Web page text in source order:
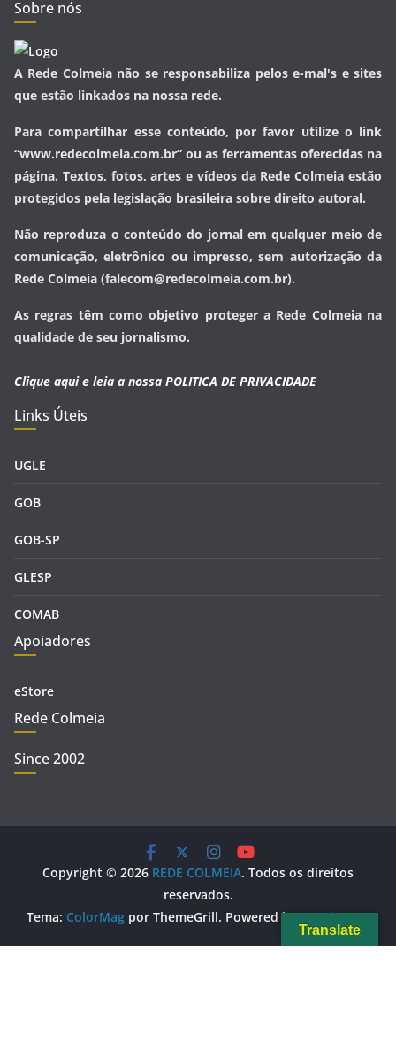
Sobre nós
A Rede Colmeia não se responsabiliza pelos e-mal's e sites
que estão linkados na nossa rede.
Para compartilhar esse conteúdo, por favor utilize o link
“www.redecolmeia.com.br” ou as ferramentas oferecidas na
página. Textos, fotos, artes e vídeos da Rede Colmeia estão
protegidos pela legislação brasileira sobre direito autoral.
Não reproduza o conteúdo do jornal em qualquer meio de
comunicação, eletrônico ou impresso, sem autorização da
Rede Colmeia (falecom@redecolmeia.com.br).
As regras têm como objetivo proteger a Rede Colmeia na
qualidade de seu jornalismo.
Clique aqui e leia a nossa POLITICA DE PRIVACIDADE
Links Úteis
UGLE
GOB
GOB-SP
GLESP
COMAB
Apoiadores
eStore
Rede Colmeia
Since 2002
Copyright © 2026 REDE COLMEIA. Todos os direitos
reservados.
Tema: ColorMag por ThemeGrill. Powered byWordPress.
Translate